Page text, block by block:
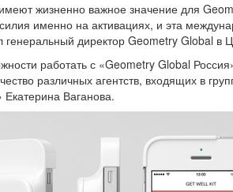
жизненно важное значение для
именно на активациях, и эта
генеральный директор Geometry Global
работать с «Geometry Global
различных агентств, входящих в
Ваганова.